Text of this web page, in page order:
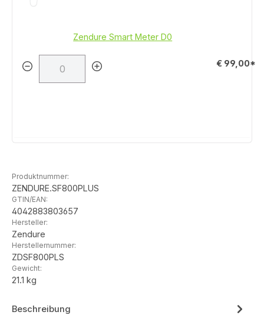
Zendure Smart Meter D0
€ 99,00*
Produktnummer:
ZENDURE.SF800PLUS
GTIN/EAN:
4042883803657
Hersteller:
Zendure
Herstellernummer:
ZDSF800PLS
Gewicht:
21.1 kg
Beschreibung